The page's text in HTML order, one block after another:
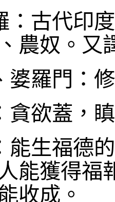
：古代印
農奴。又
婆羅門：
貪欲蓋，
能生福德
能獲得福
收成。